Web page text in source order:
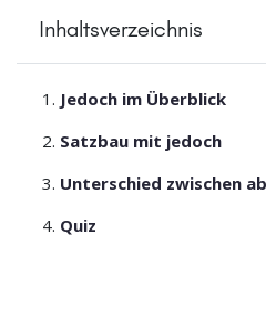
Inhaltsverzeichnis
Jedoch im Überblick
Satzbau mit jedoch
Unterschied zwischen
Quiz